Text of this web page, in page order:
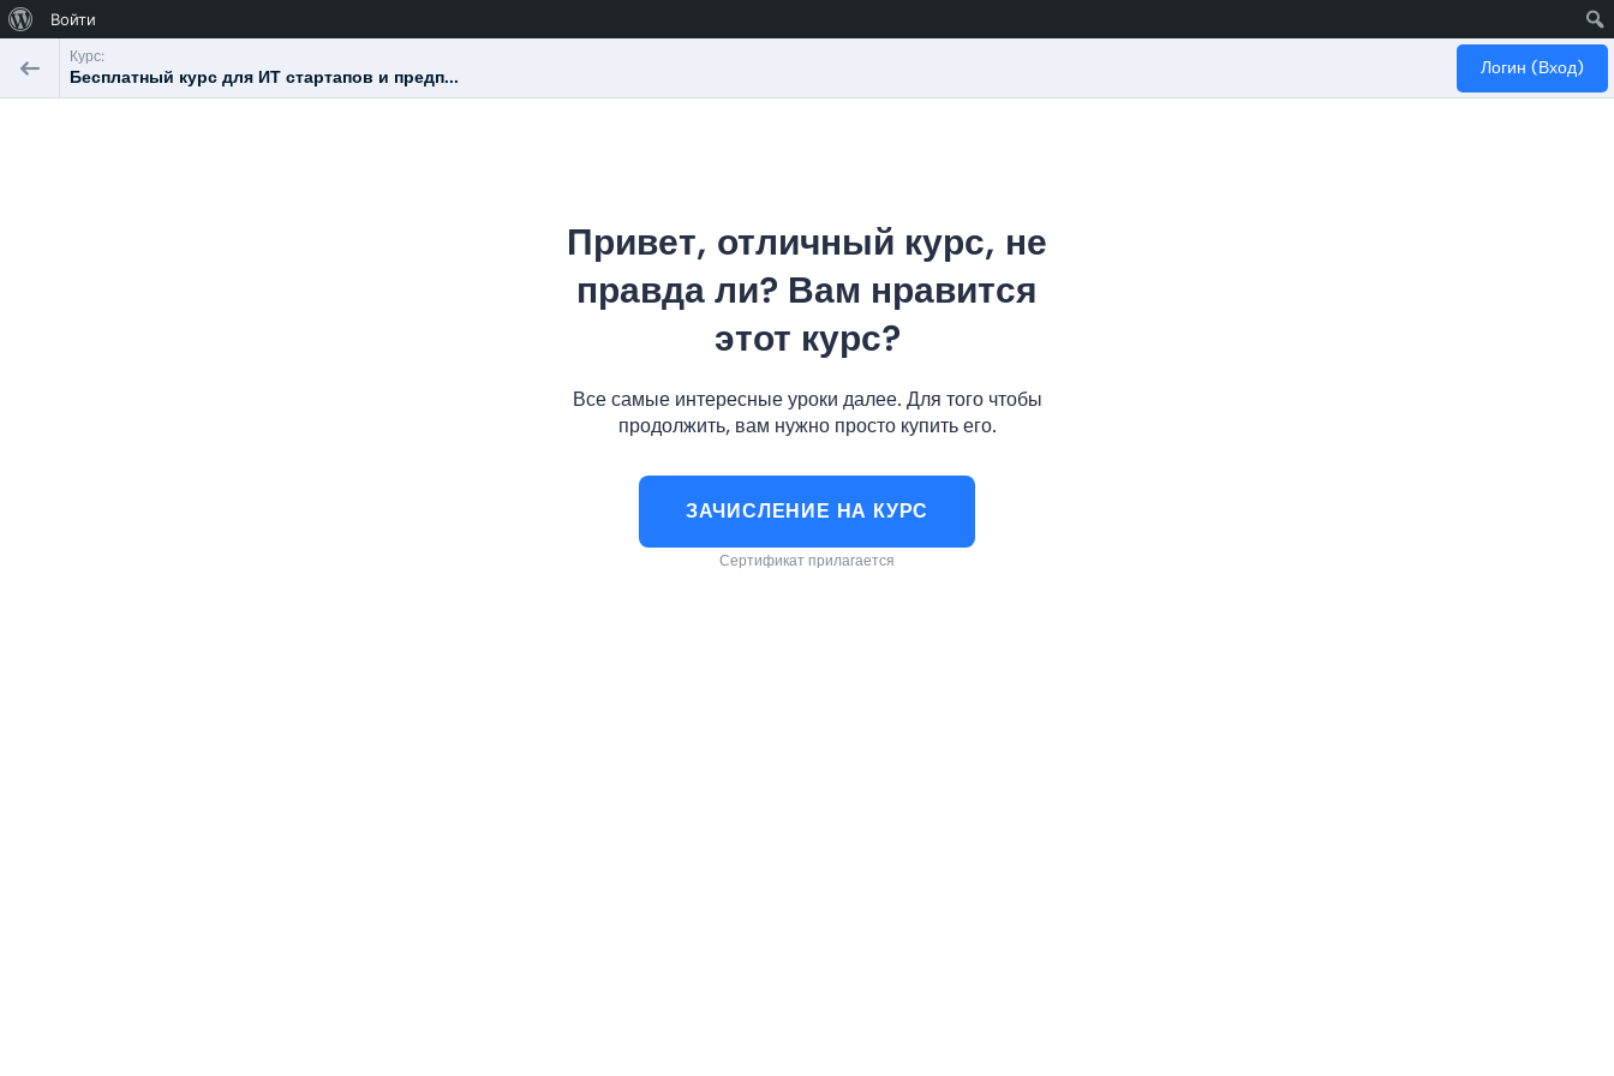
Курс:
Бесплатный курс для ИТ стартапов и предп... Логин (Вход)
Привет, отличный курс, не
правда ли? Вам нравится
этот курс?
Все самые интересные уроки далее. Для того чтобы
продолжить, вам нужно просто купить его.
ЗАЧИСЛЕНИЕ НА КУРС
Сертификат прилагается
WordPress
Войти